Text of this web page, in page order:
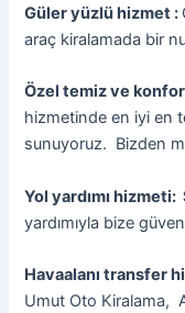
Güler yüzlü hizmet :
araç kiralamada bir
Özel temiz ve
hizmetinde en iyi en
sunuyoruz. Bizden
Yol yardımı
yardımıyla bize
Havaalanı transfer
Umut Oto Kiralama,